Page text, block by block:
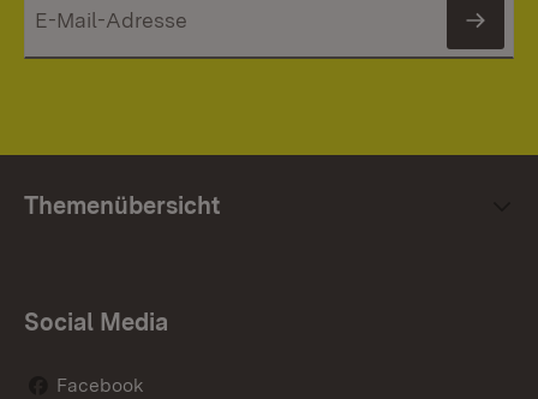
Themenübersicht
Social Media
Facebook